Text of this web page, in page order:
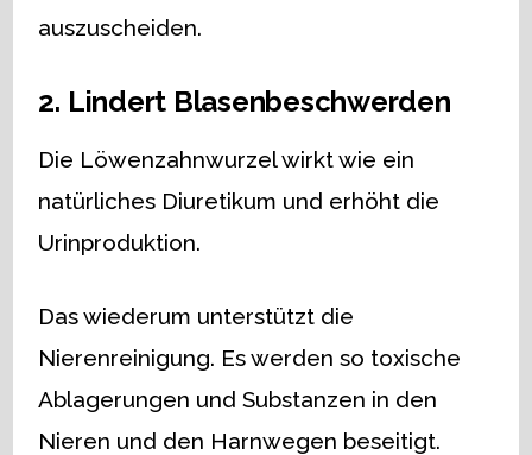
auszuscheiden.
2. Lindert Blasenbeschwerden
Die Löwenzahnwurzel wirkt wie ein
natürliches Diuretikum und erhöht die
Urinproduktion.
Das wiederum unterstützt die
Nierenreinigung. Es werden so toxische
Ablagerungen und Substanzen in den
Nieren und den Harnwegen beseitigt.